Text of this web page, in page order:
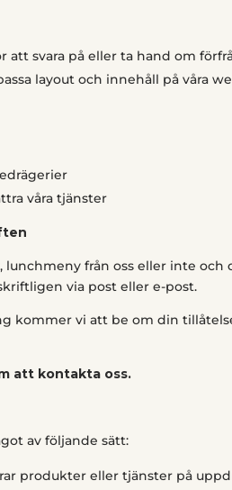
att svara på eller ta hand om
layout och innehåll på våra
våra tjänster
från oss eller inte
via post eller e-post.
kommer vi att be om din
att kontakta oss.
av följande sätt:
produkter eller tjänster på